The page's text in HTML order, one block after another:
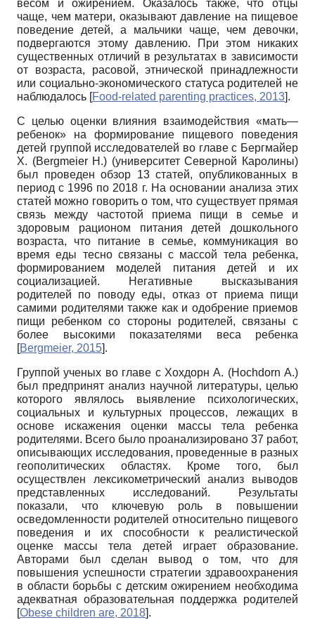
весом и ожирением. Оказалось также, что отцы
чаще, чем матери, оказывают давление на пищевое
поведение детей, а мальчики чаще, чем девочки,
подвергаются этому давлению. При этом никаких
существенных отличий в результатах в зависимости
от возраста, расовой, этнической принадлежности
или социально-экономического статуса родителей не
наблюдалось [Food-related parenting practices, 2013].
С целью оценки влияния взаимодействия «мать—
ребенок» на формирование пищевого поведения
детей группой исследователей во главе с Бергмайер
Х. (Bergmeier H.) (университет Северной Каролины)
был проведен обзор 13 статей, опубликованных в
период с 1996 по 2018 г. На основании анализа этих
статей можно говорить о том, что существует прямая
связь между частотой приема пищи в семье и
здоровым рационом питания детей дошкольного
возраста, что питание в семье, коммуникация во
время еды тесно связаны с массой тела ребенка,
формированием моделей питания детей и их
социализацией. Негативные высказывания
родителей по поводу еды, отказ от приема пищи
самими родителями также как и одобрение приемов
пищи ребенком со стороны родителей, связаны с
более высокими показателями веса ребенка
[Bergmeier, 2015].
Группой ученых во главе с Хохдорн А. (Hochdorn А.)
был предпринят анализ научной литературы, целью
которого являлось выявление психологических,
социальных и культурных процессов, лежащих в
основе искажения оценки массы тела ребенка
родителями. Всего было проанализировано 37 работ,
описывающих исследования, проведенные в разных
геополитических областях. Кроме того, был
осуществлен лексикометри­ческий анализ выводов
представленных исследований. Результаты
показали, что ключевую роль в повышении
осведомленности родителей относительно пищевого
поведения и их способности к реалистической
оценке массы тела детей играет образование.
Авторами был сделан вывод о том, что для
повышения успешности стратегии здравоохранения
в области борьбы с детским ожирением необходима
адекватная образовательная поддержка родителей
[Obese children are, 2018].